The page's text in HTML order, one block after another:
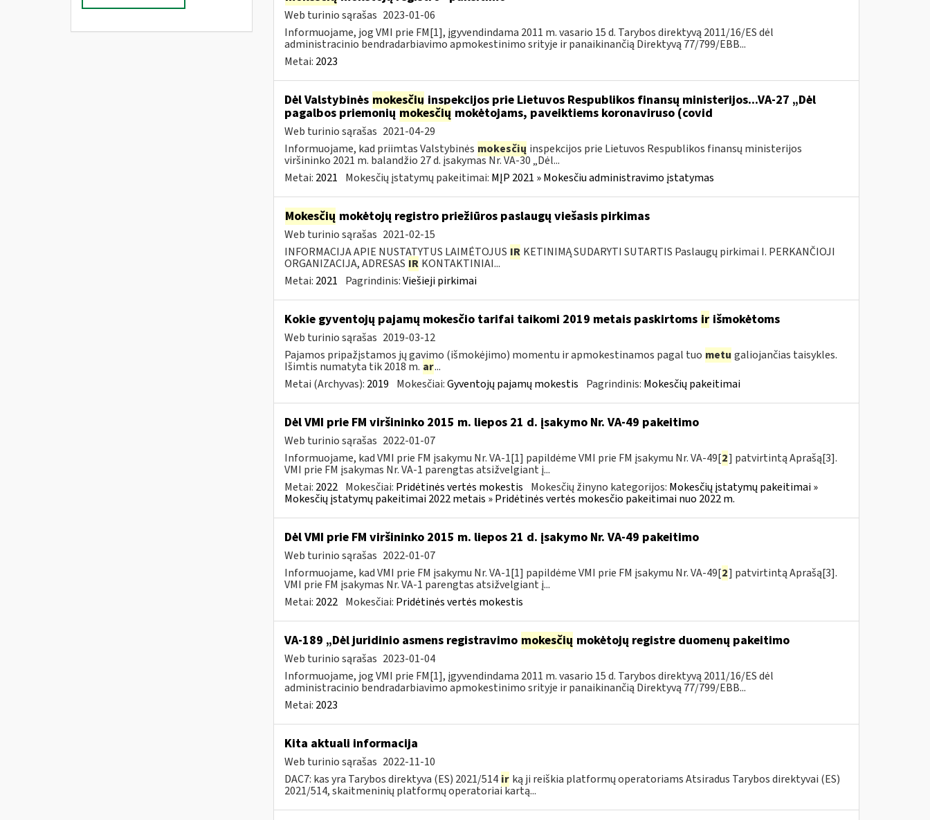
Web turinio sąrašas 2023-01-06
Informuojame, jog VMI prie FM[1], įgyvendindama 2011 m. vasario 15 d. Tarybos direktyvą 2011/16/ES dėl
administracinio bendradarbiavimo apmokestinimo srityje ir panaikinančią Direktyvą 77/799/EBB...
Metai: 2023
Dėl Valstybinės mokesčiųinspekcijos prie Lietuvos Respublikos finansų ministerijos...VA-27 „Dėl
pagalbos priemoniųmokesčių mokėtojams, paveiktiems koronaviruso (covid
Web turinio sąrašas 2021-04-29
Informuojame, kad priimtas Valstybinės mokesčių inspekcijos prie Lietuvos Respublikos finansų ministerijos
viršininko 2021 m. balandžio 27 d. įsakymas Nr. VA-30 „Dėl...
Metai: 2021 Mokesčių įstatymų pakeitimai: MĮP 2021 » Mokesčiu administravimo įstatymas
Mokesčių mokėtojų registro priežiūros paslaugų viešasis pirkimas
Web turinio sąrašas 2021-02-15
INFORMACIJA APIE NUSTATYTUS LAIMĖTOJUS IR KETINIMĄ SUDARYTI SUTARTIS Paslaugų pirkimai I. PERKANČIOJI
ORGANIZACIJA, ADRESAS IR KONTAKTINIAI...
Metai: 2021 Pagrindinis:Viešieji pirkimai
Kokie gyventojų pajamų mokesčio tarifai taikomi 2019 metais paskirtoms irišmokėtoms
Web turinio sąrašas 2019-03-12
Pajamos pripažįstamos jų gavimo (išmokėjimo) momentu ir apmokestinamos pagal tuo metu galiojančias taisykles.
Išimtis numatyta tik 2018 m. ar...
Metai (Archyvas): 2019 Mokesčiai:Gyventojų pajamų mokestis Pagrindinis: Mokesčių pakeitimai
Dėl VMI prie FM viršininko 2015 m. liepos 21 d. įsakymo Nr. VA-49 pakeitimo
Web turinio sąrašas 2022-01-07
Informuojame, kad VMI prie FM įsakymu Nr. VA-1[1] papildėme VMI prie FM įsakymu Nr. VA-49[2] patvirtintą Aprašą[3].
VMI prie FM įsakymas Nr. VA-1 parengtas atsižvelgiant į...
Metai: 2022 Mokesčiai: Pridėtinės vertės mokestis Mokesčių žinyno kategorijos: Mokesčių įstatymų pakeitimai »
Mokesčių įstatymų pakeitimai 2022 metais » Pridėtinės vertės mokesčio pakeitimai nuo 2022 m.
Dėl VMI prie FM viršininko 2015 m. liepos 21 d. įsakymo Nr. VA-49 pakeitimo
Web turinio sąrašas 2022-01-07
Informuojame, kad VMI prie FM įsakymu Nr. VA-1[1] papildėme VMI prie FM įsakymu Nr. VA-49[2] patvirtintą Aprašą[3].
VMI prie FM įsakymas Nr. VA-1 parengtas atsižvelgiant į...
Metai: 2022 Mokesčiai: Pridėtinės vertės mokestis
VA-189 „Dėl juridinio asmens registravimo mokesčių mokėtojų registre duomenų pakeitimo
Web turinio sąrašas 2023-01-04
Informuojame, jog VMI prie FM[1], įgyvendindama 2011 m. vasario 15 d. Tarybos direktyvą 2011/16/ES dėl
administracinio bendradarbiavimo apmokestinimo srityje ir panaikinančią Direktyvą 77/799/EBB...
Metai: 2023
Kita aktuali informacija
Web turinio sąrašas 2022-11-10
DAC7: kas yra Tarybos direktyva (ES) 2021/514 ir ką ji reiškia platformų operatoriams Atsiradus Tarybos direktyvai (ES)
2021/514, skaitmeninių platformų operatoriai kartą...